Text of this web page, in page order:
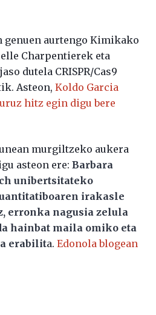
genuen aurtengo Kimikako
Charpentierek eta
dutela CRISPR/Cas9
Asteon, Koldo Garcia
hitz egin digu bere
murgiltzeko aukera
asteon ere: Barbara
unibertsitateko
irakasle
erronka nagusia zelula
hainbat maila omiko eta
erabilita. Edonola blogean